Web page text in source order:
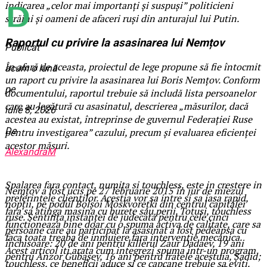
indicarea „celor mai importanți și suspuși” politicieni
străini și oameni de afaceri ruși din anturajul lui Putin.
Raportul cu privire la asasinarea lui Nemțov
În afară de aceasta, proiectul de lege propune să fie întocmit
un raport cu privire la asasinarea lui Boris Nemțov. Conform
documentului, raportul trebuie să includă lista persoanelor
care au legătură cu asasinatul, descrierea „măsurilor, dacă
acestea au existat, întreprinse de guvernul Federației Ruse
pentru investigarea” cazului, precum și evaluarea eficienței
acestor măsuri.
Nemțov a fost ucis pe 27 februarie 2015 în jur de miezul
nopții, pe podul Bolşoi Moskvoreţki din centrul capitalei
ruse. Sentința instanței de judecată pentru cele cinci
persoane care au participat la asasinat a fost pedeapsa cu
închisoare: 20 de ani pentru killerul Zaur Dadaev, 19 ani
pentru Anzor Gubașev, 16 ani pentru fratele acestuia, Șadid;
Publicat
acum o lună
pe
iulie 8, 2026
De
AlexandraM
Spalarea fara contact, numita si touchless, este in crestere in
preferintele clientilor. Acestia vor sa intre si sa iasa rapid,
fara sa atinga masina cu burete sau perii. Totusi, touchless
functioneaza bine doar cu o spuma activa de calitate, care sa
faca toata treaba de inmuiere fara interventie mecanica.
Acest articol iti arata cum integrezi spuma intr-un program
touchless, ce beneficii aduce si ce capcane trebuie sa eviti.